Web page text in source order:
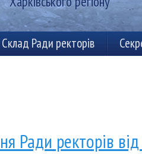
Склад Ради ректорів
Ради ректорів